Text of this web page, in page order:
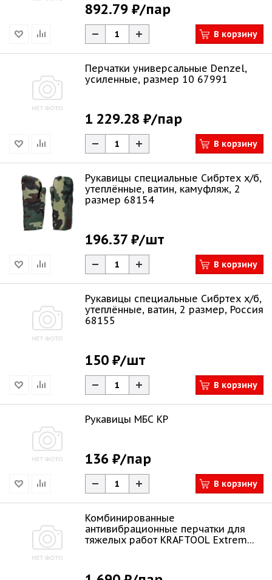
892.79 ₽/пар
В корзину
Перчатки универсальные Denzel,
усиленные, размер 10 67991
1 229.28 ₽/пар
В корзину
Рукавицы специальные Сибртех х/б,
утеплённые, ватин, камуфляж, 2
размер 68154
196.37 ₽/шт
В корзину
Рукавицы специальные Сибртех х/б,
утеплённые, ватин, 2 размер, Россия
68155
150 ₽/шт
В корзину
Рукавицы МБС КР
136 ₽/пар
В корзину
Комбинированные
антивибрационные перчатки для
тяжелых работ KRAFTOOL Extrem